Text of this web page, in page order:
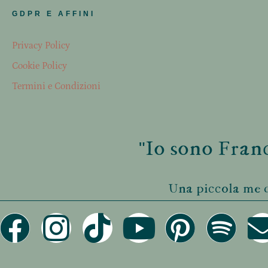
GDPR E AFFINI
Privacy Policy
Cookie Policy
Termini e Condizioni
"Io sono
Una piccola me